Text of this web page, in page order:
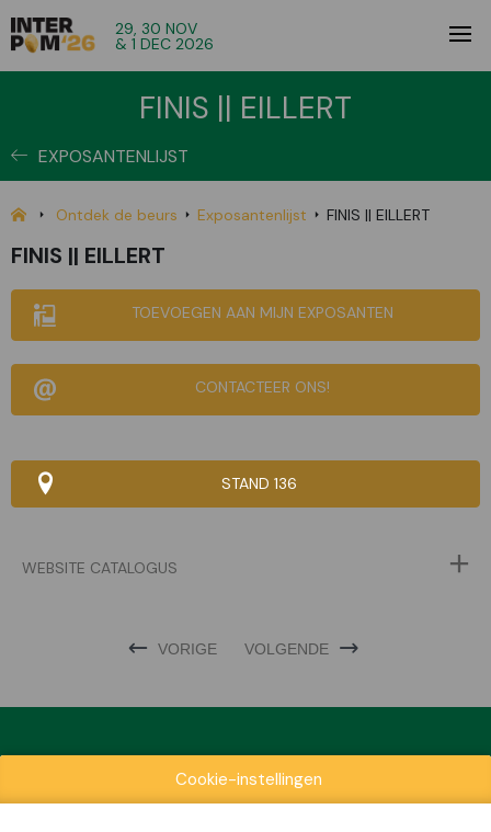
29, 30 NOV
& 1 DEC 2026
FINIS || EILLERT
EXPOSANTENLIJST
Ontdek de beurs Exposantenlijst FINIS || EILLERT
FINIS || EILLERT
TOEVOEGEN AAN MIJN EXPOSANTEN
CONTACTEER ONS!
STAND 136
WEBSITE CATALOGUS
VORIGE VOLGENDE
Exposantenlijst
Cookie-instellingen